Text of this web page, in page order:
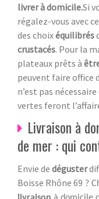
livrer à domicile.Si
régalez-vous avec
des choixéquilibrés
crustacés. Pour la
plateaux prêts à
peuvent faire office
n’est pas
vertes feront
Livraison à
de mer : qui
Envie de déguster
Boisse Rhône 69 ?